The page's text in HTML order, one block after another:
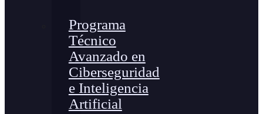
Programa
Técnico
Avanzado en
Ciberseguridad
e Inteligencia
Artificial